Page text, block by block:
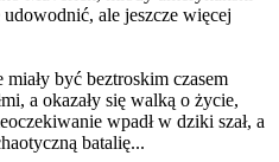
ale jeszcze więcej
być beztroskim czasem
a okazały się walką o życie,
wpadł w dziki szał, a
batalię...